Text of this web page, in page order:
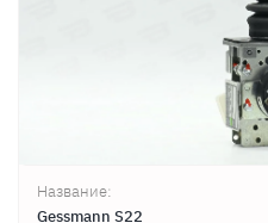
Название:
Gessmann S22